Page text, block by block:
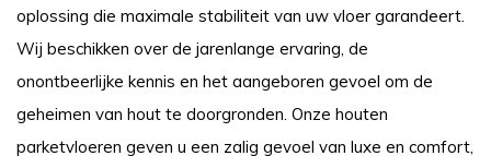
oplossing die maximale stabiliteit van uw vloer garandeert.
Wij beschikken over de jarenlange ervaring, de
onontbeerlijke kennis en het aangeboren gevoel om de
geheimen van hout te doorgronden. Onze houten
parketvloeren geven u een zalig gevoel van luxe en comfort,